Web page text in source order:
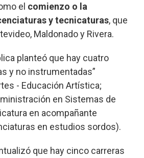
el comienzo o la
y tecnicaturas, que
Maldonado y Rivera.
planteó que hay cuatro
y no instrumentadas”
- Educación Artística;
en Sistemas de
en acompañante
en estudios sordos).
que hay cinco carreras